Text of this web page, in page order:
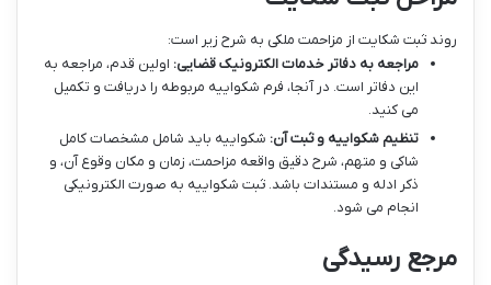
روند ثبت شکایت از مزاحمت ملکی به شرح زیر است:
مراجعه به دفاتر خدمات الکترونیک قضایی: اولین قدم، مراجعه به
این دفاتر است. در آنجا، فرم شکواییه مربوطه را دریافت و تکمیل
می کنید.
تنظیم شکواییه و ثبت آن: شکواییه باید شامل مشخصات کامل
شاکی و متهم، شرح دقیق واقعه مزاحمت، زمان و مکان وقوع آن، و
ذکر ادله و مستندات باشد. ثبت شکواییه به صورت الکترونیکی
انجام می شود.
مرجع رسیدگی